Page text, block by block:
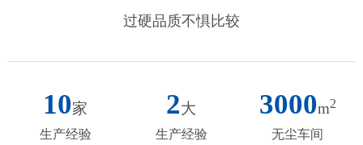
过硬品质不惧比较
10家
生产经验
2大
生产经验
3000m2
无尘车间